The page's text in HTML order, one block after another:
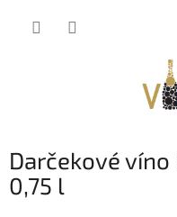
Darčekové
0,75 l